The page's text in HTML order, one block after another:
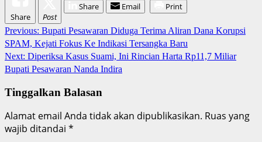
Share Post
Share Email Print
Continue
Reading
Previous: Bupati Pesawaran Diduga Terima Aliran Dana Korupsi
SPAM, Kejati Fokus Ke Indikasi Tersangka Baru
Next: Diperiksa Kasus Suami, Ini Rincian Harta Rp11,7 Miliar
Bupati Pesawaran Nanda Indira
Tinggalkan Balasan
Alamat email Anda tidak akan dipublikasikan. Ruas yang
wajib ditandai *